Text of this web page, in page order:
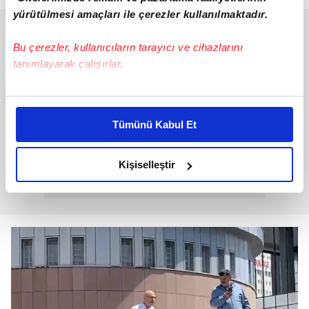
yürütülmesi amaçları ile çerezler kullanılmaktadır.
Bu çerezler, kullanıcıların tarayıcı ve cihazlarını
tanımlayarak çalışırlar.
Bu çerezlere izin vermeniz halinde sizlere özel
daha iyi reklam deneyimi yaşatabiliriz. Bunu yaparken
amacımızın size daha iyi bir reklam deneyimi sunmak
olduğunu ve sizlere en iyi içerikleri sunabilmek adına
elimizden gelen çabayı gösterdiğimizi ve bu noktada,
reklamların maliyetlerimizi karşılamak noktasında tek gelir
Her halükârda, kullanıcılar, bu çerezlere izin vermedikleri
takdirde, kullanıcılara hedefli reklamlar
Tümünü Kabul Et
Kişiselleştir